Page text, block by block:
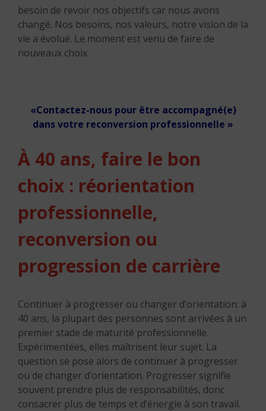
besoin de revoir nos objectifs car nous avons
changé. Nos besoins, nos valeurs, notre vision de la
vie a évolué. Le moment est venu de faire de
nouveaux choix.
«Contactez-nous pour être accompagné(e)
dans votre reconversion professionnelle »
À 40 ans, faire le bon
choix : réorientation
professionnelle,
reconversion ou
progression de carrière
Continuer à progresser ou changer d’orientation: à
40 ans, la plupart des personnes sont arrivées à un
premier stade de maturité professionnelle.
Expérimentées, elles maîtrisent leur sujet. La
question se pose alors de continuer à progresser
ou de changer d’orientation. Progresser signifie
souvent prendre plus de responsabilités, donc
consacrer plus de temps et d’énergie à son travail.